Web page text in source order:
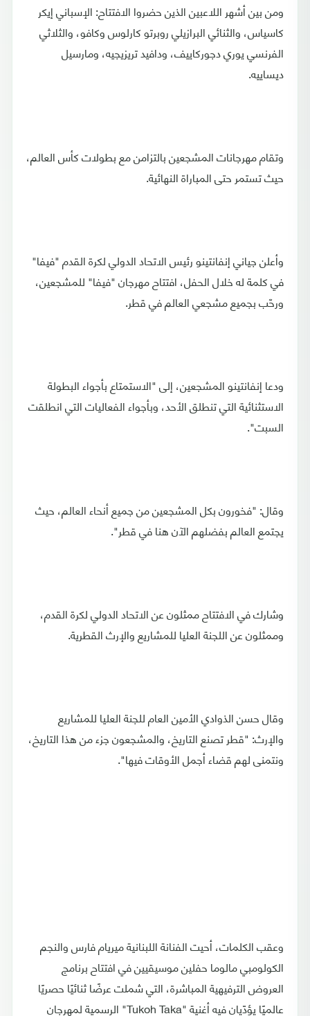
ومن بين أشهر اللاعبين الذين حضروا الافتتاح: الإسباني إيكر
كاسياس، والثنائي البرازيلي روبرتو كارلوس وكافو، والثلاثي
الفرنسي يوري دجوركاييف، ودافيد تريزيجيه، ومارسيل
ديساييه.
وتقام مهرجانات المشجعين بالتزامن مع بطولات كأس العالم،
حيث تستمر حتى المباراة النهائية.
وأعلن جياني إنفانتينو رئيس الاتحاد الدولي لكرة القدم "فيفا"
في كلمة له خلال الحفل، افتتاح مهرجان "فيفا" للمشجعين،
ورحّب بجميع مشجعي العالم في قطر.
ودعا إنفانتينو المشجعين، إلى "الاستمتاع بأجواء البطولة
الاستثنائية التي تنطلق الأحد، وبأجواء الفعاليات التي انطلقت
السبت".
وقال: "فخورون بكل المشجعين من جميع أنحاء العالم، حيث
يجتمع العالم بفضلهم الآن هنا في قطر".
وشارك في الافتتاح ممثلون عن الاتحاد الدولي لكرة القدم،
وممثلون عن اللجنة العليا للمشاريع والإرث القطرية.
وقال حسن الذوادي الأمين العام للجنة العليا للمشاريع
والإرث: "قطر تصنع التاريخ، والمشجعون جزء من هذا التاريخ،
ونتمنى لهم قضاء أجمل الأوقات فيها".
وعقب الكلمات، أحيت الفنانة اللبنانية ميريام فارس والنجم
الكولومبي مالوما حفلين موسيقيين في افتتاح برنامج
العروض الترفيهية المباشرة، التي شملت عرضًا ثنائيًا حصريًا
عالميًا يؤدّيان فيه أغنية "Tukoh Taka" الرسمية لمهرجان